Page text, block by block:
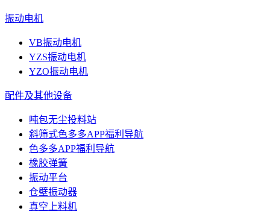
振动电机
VB振动电机
YZS振动电机
YZO振动电机
配件及其他设备
吨包无尘投料站
斜筛式色多多APP福利导航
色多多APP福利导航
橡胶弹簧
振动平台
仓壁振动器
真空上料机